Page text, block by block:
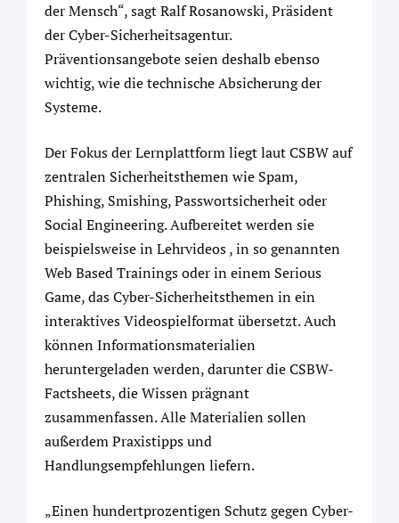
der Mensch“, sagt Ralf Rosanowski, Präsident
der Cyber-Sicherheitsagentur.
Präventionsangebote seien deshalb ebenso
wichtig, wie die technische Absicherung der
Systeme.
Der Fokus der Lernplattform liegt laut CSBW auf
zentralen Sicherheitsthemen wie Spam,
Phishing, Smishing, Passwortsicherheit oder
Social Engineering. Aufbereitet werden sie
beispielsweise in Lehrvideos , in so genannten
Web Based Trainings oder in einem Serious
Game, das Cyber-Sicherheitsthemen in ein
interaktives Videospielformat übersetzt. Auch
können Informationsmaterialien
heruntergeladen werden, darunter die CSBW-
Factsheets, die Wissen prägnant
zusammenfassen. Alle Materialien sollen
außerdem Praxistipps und
Handlungsempfehlungen liefern.
„Einen hundertprozentigen Schutz gegen Cyber-